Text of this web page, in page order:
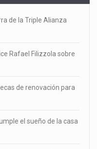
de la Triple Alianza
Rafael Filizzola sobre
de renovación para
el sueño de la casa